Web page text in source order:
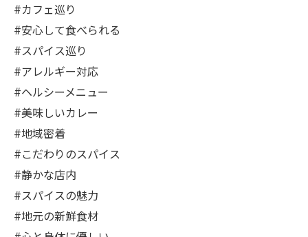
#カフェ巡り
#安心して食べられる
#スパイス巡り
#アレルギー対応
#ヘルシーメニュー
#美味しいカレー
#地域密着
#こだわりのスパイス
#静かな店内
#スパイスの魅力
#地元の新鮮食材